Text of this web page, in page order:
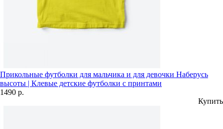
Прикольные футболки для мальчика и для девочки Наберусь
высоты | Клевые детские футболки с принтами
1490 р.
Купить